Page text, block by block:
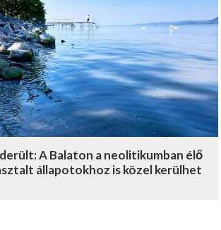
A Balaton a neolitikumban élő
állapotokhoz is közel kerülhet